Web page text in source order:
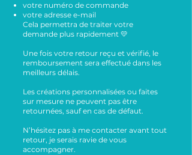
votre numéro de commande
votre adresse e-mail
Cela permettra de traiter votre
demande plus rapidement 💛
Une fois votre retour reçu et vérifié, le
remboursement sera effectué dans les
meilleurs délais.
Les créations personnalisées ou faites
sur mesure ne peuvent pas être
retournées, sauf en cas de défaut.
N’hésitez pas à me contacter avant tout
retour, je serais ravie de vous
accompagner.